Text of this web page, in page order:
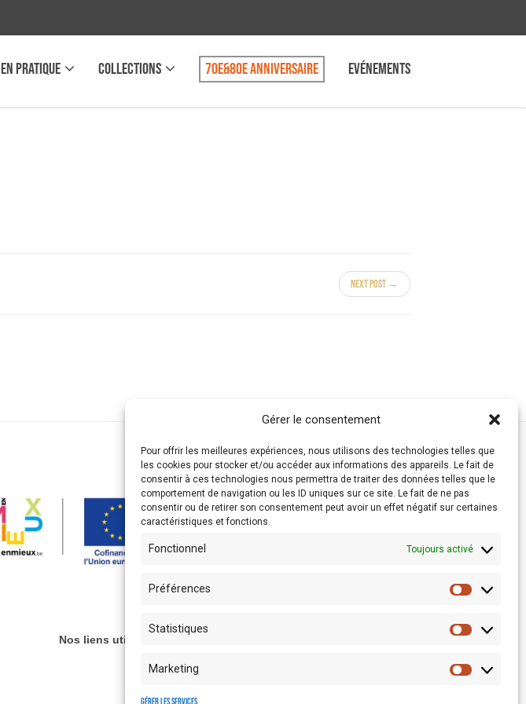
Gérer le consentement
Pour offrir les meilleures expériences, nous utilisons des technologies telles que
les cookies pour stocker et/ou accéder aux informations des appareils. Le fait de
consentir à ces technologies nous permettra de traiter des données telles que le
comportement de navigation ou les ID uniques sur ce site. Le fait de ne pas
consentir ou de retirer son consentement peut avoir un effet négatif sur certaines
caractéristiques et fonctions.
Fonctionnel Toujours activé
Préférences
Statistiques
Marketing
EN PRATIQUE COLLECTIONS 70e&80e anniversaire Evénements
Next Post →
Nos liens utiles